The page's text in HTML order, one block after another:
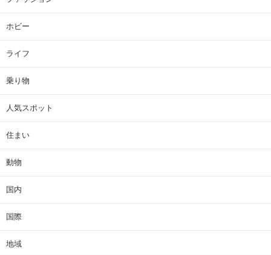
ホビー
ライフ
乗り物
人気スポット
住まい
動物
国内
国際
地域